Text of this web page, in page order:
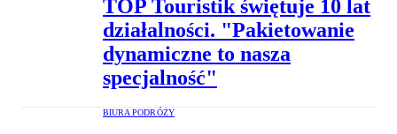
TOP Touristik świętuje 10 lat
działalności. "Pakietowanie
dynamiczne to nasza
specjalność"
BIURA PODRÓŻY